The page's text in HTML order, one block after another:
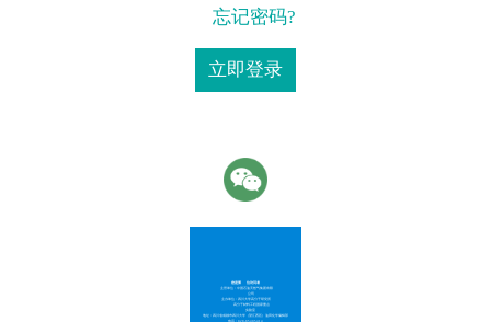
忘记密码?
立即登录
您是第
位访问者
主管单位：中国石油天然气集团有限
公司
主办单位：四川大学高分子研究所
高分子材料工程国家重点
实验室
地址：四川省成都市四川大学（望江西区）油田化学编辑部